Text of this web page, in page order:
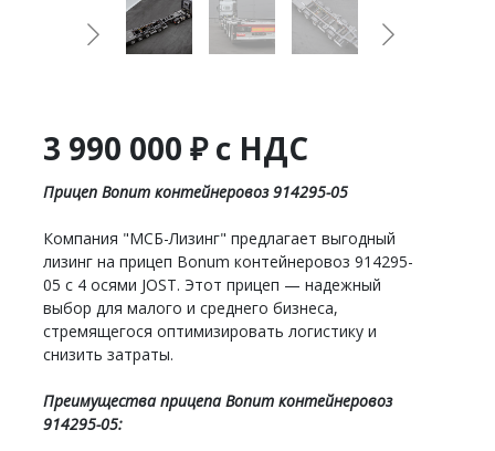
3 990 000 ₽ с НДС
Прицеп Bonum контейнеровоз 914295-05
Компания "МСБ-Лизинг" предлагает выгодный
лизинг на прицеп Bonum контейнеровоз 914295-
05 с 4 осями JOST. Этот прицеп — надежный
выбор для малого и среднего бизнеса,
стремящегося оптимизировать логистику и
снизить затраты.
Преимущества прицепа Bonum контейнеровоз
914295-05: